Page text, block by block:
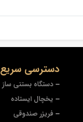
دسترسی سریع
دستگاه بستنی ساز
یخچال ایستاده
فریزر صندوقی